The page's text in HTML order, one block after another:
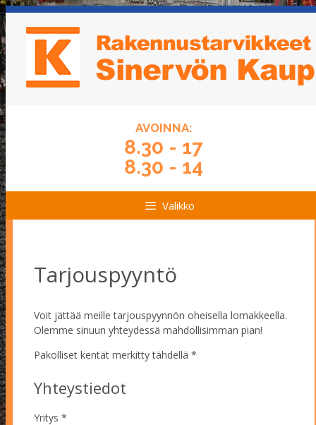
Siirry
sisältöön
Siirry
sisältöön
AVOINNA:
8.30 - 17
8.30 - 14
Valikko
Tarjouspyyntö
Voit jättää meille tarjouspyynnön oheisella lomakkeella.
Olemme sinuun yhteydessä mahdollisimman pian!
Pakolliset kentät merkitty tähdellä *
Yhteystiedot
Yritys *